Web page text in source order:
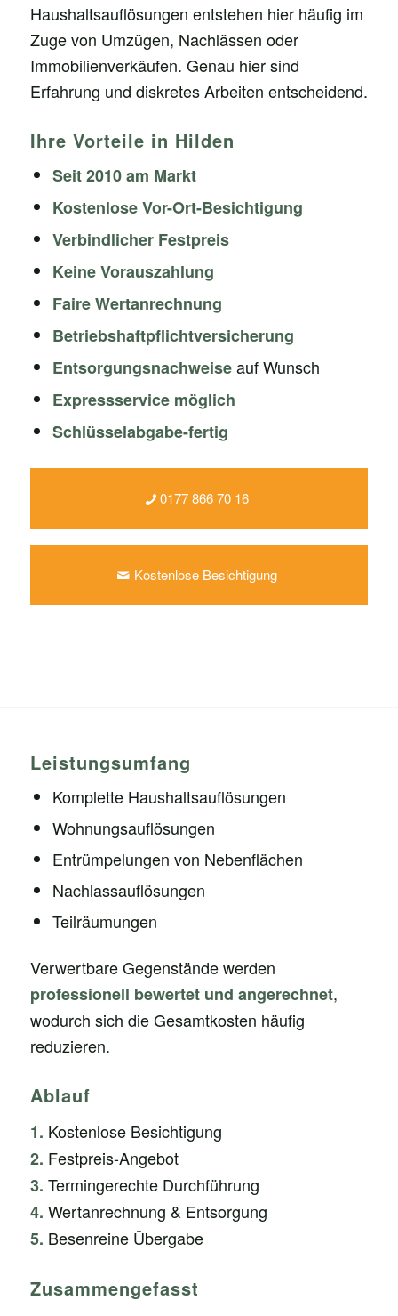
Haushaltsauflösungen entstehen hier häufig im
Zuge von Umzügen, Nachlässen oder
Immobilienverkäufen. Genau hier sind
Erfahrung und diskretes Arbeiten entscheidend.
Ihre Vorteile in Hilden
Seit 2010 am Markt
Kostenlose Vor-Ort-Besichtigung
Verbindlicher Festpreis
Keine Vorauszahlung
Faire Wertanrechnung
Betriebshaftpflichtversicherung
Entsorgungsnachweiseauf Wunsch
Expressservice möglich
Schlüsselabgabe-fertig
0177 866 70 16
Kostenlose Besichtigung
Leistungsumfang
Komplette Haushaltsauflösungen
Wohnungsauflösungen
Entrümpelungen von Nebenflächen
Nachlassauflösungen
Teilräumungen
Verwertbare Gegenstände werden
professionell bewertet und angerechnet,
wodurch sich die Gesamtkosten häufig
reduzieren.
Ablauf
1. Kostenlose Besichtigung
2. Festpreis-Angebot
3. Termingerechte Durchführung
4. Wertanrechnung & Entsorgung
5. Besenreine Übergabe
Zusammengefasst